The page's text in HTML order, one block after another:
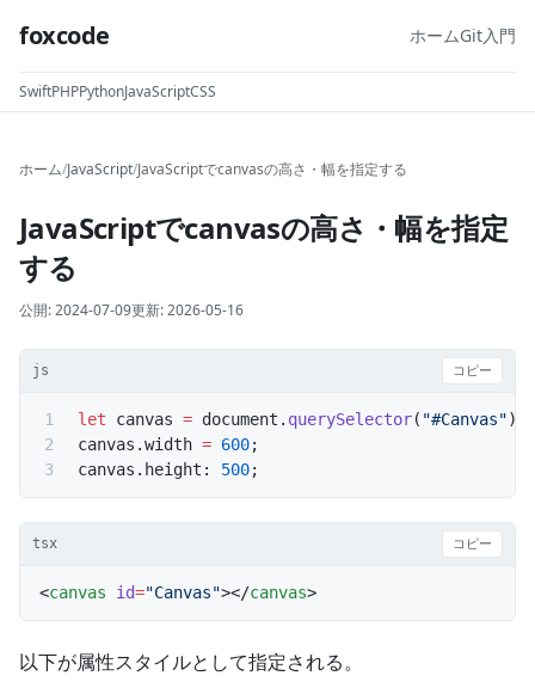
foxcode ホームGit入門
SwiftPHPPythonJavaScriptCSS
ホーム/JavaScript/JavaScriptでcanvasの高さ・幅を指定する
JavaScriptでcanvasの高さ・幅を指定
する
公開:2024-07-09更新:2026-05-16
js コピー
let canvas = document. querySelector( "#Canvas");
canvas.width = 600;
canvas.height: 500;
tsx コピー
<canvas id="Canvas"></canvas>
以下が属性スタイルとして指定される。